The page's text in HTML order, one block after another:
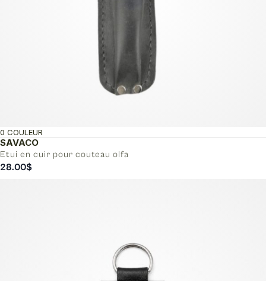
SAVACO
Etui en cuir pour couteau olfa
0 COULEUR
28.00$